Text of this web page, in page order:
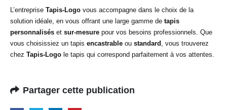
L’entreprise Tapis-Logo vous accompagne dans le choix de la
solution idéale, en vous offrant une large gamme de tapis
personnalisés et sur-mesure pour vos besoins professionnels. Que
vous choisissiez un tapis encastrable ou standard , vous trouverez
chez Tapis-Logo le tapis qui correspond parfaitement à vos attentes.
Partager cette publication